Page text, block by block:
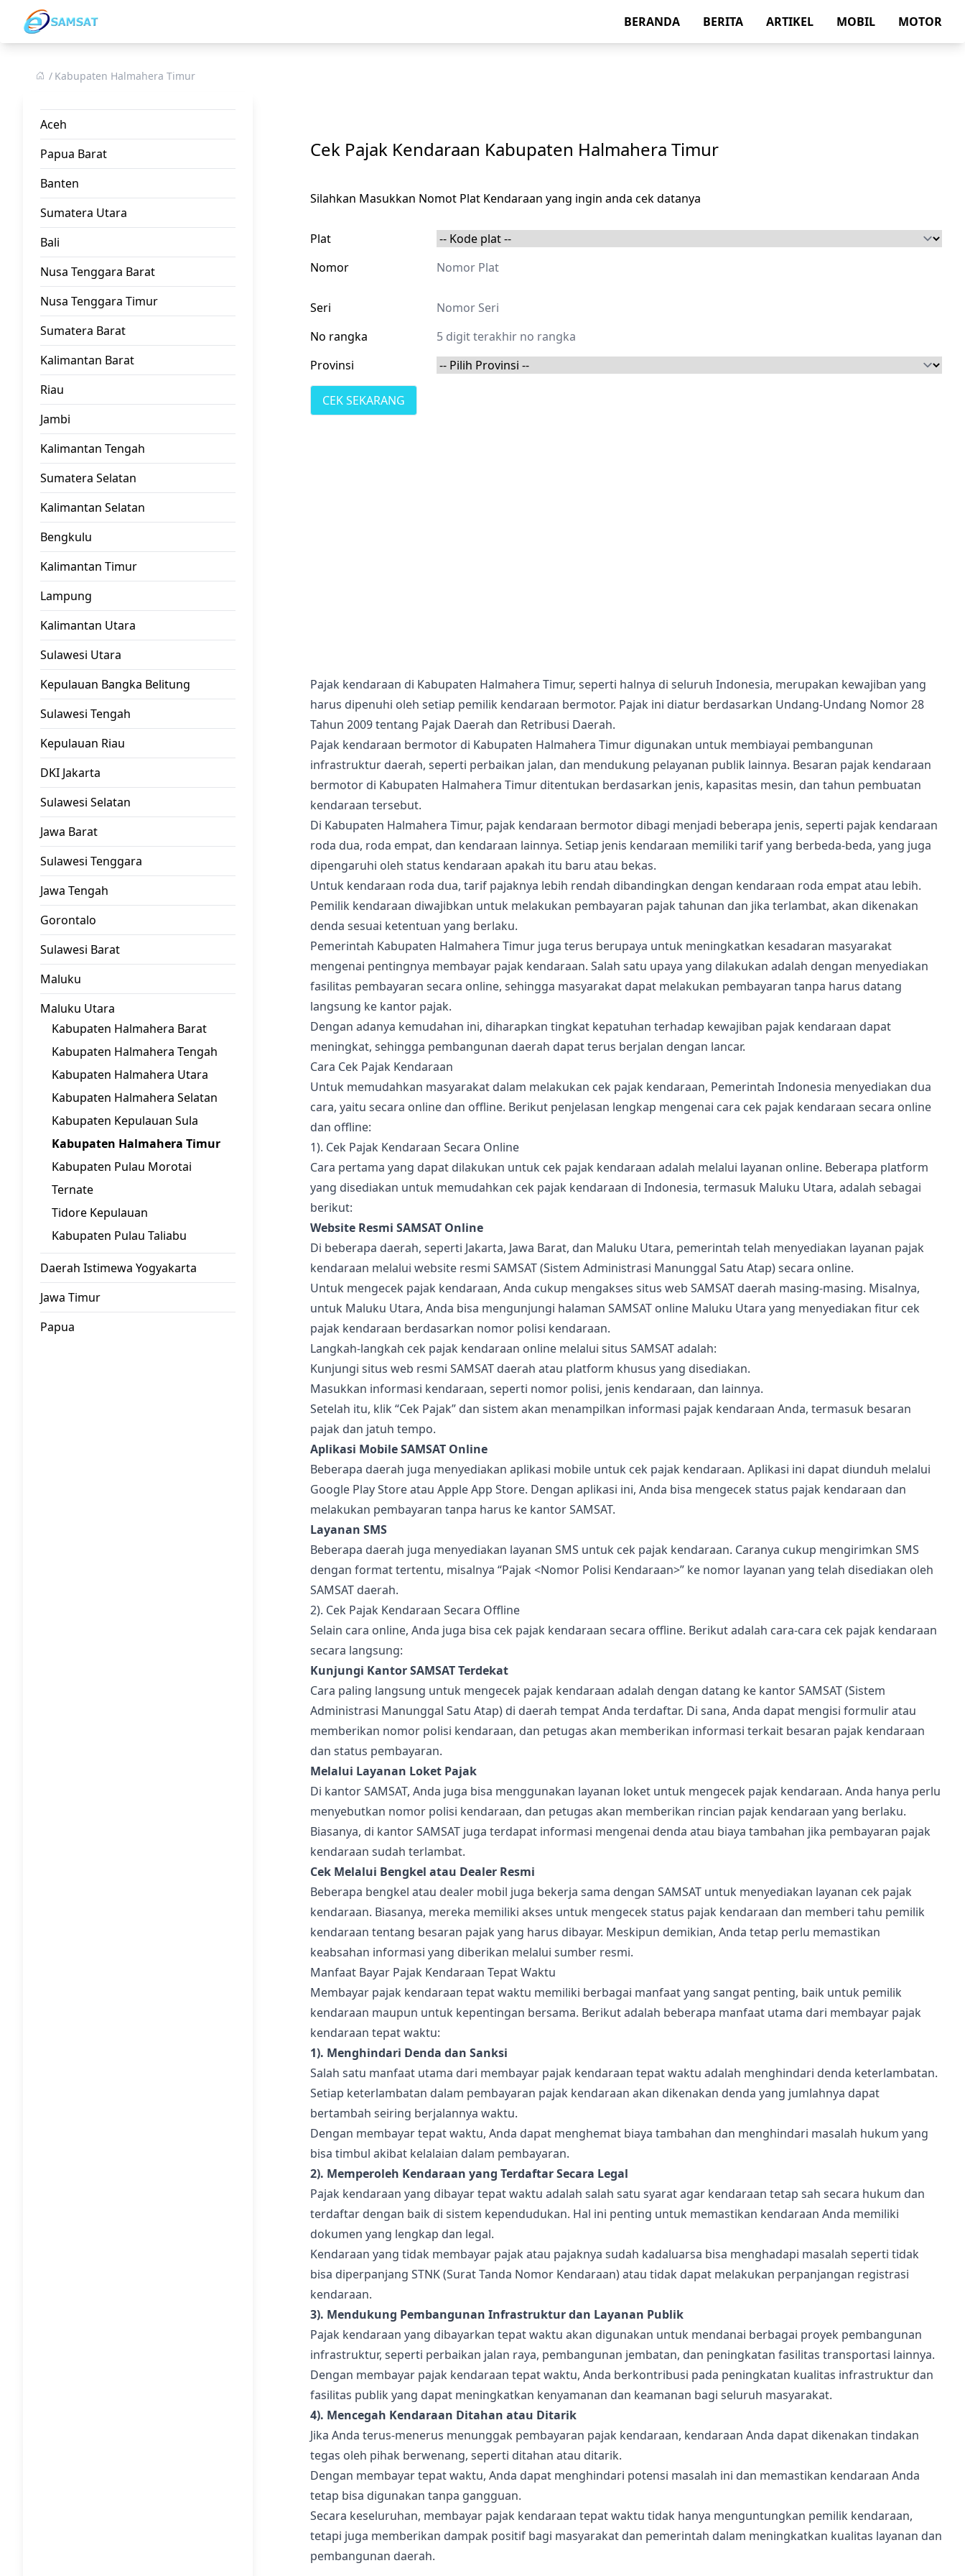
BERANDA BERITA ARTIKEL MOBIL MOTOR
Kabupaten Halmahera Timur
Cek Pajak Kendaraan Kabupaten Halmahera Timur
Silahkan Masukkan Nomot Plat Kendaraan yang ingin anda cek datanya
Plat
Nomor
Seri
No rangka
Provinsi
Pajak kendaraan di Kabupaten Halmahera Timur, seperti halnya di seluruh Indonesia, merupakan kewajiban yang
harus dipenuhi oleh setiap pemilik kendaraan bermotor. Pajak ini diatur berdasarkan Undang-Undang Nomor 28
Tahun 2009 tentang Pajak Daerah dan Retribusi Daerah.
Pajak kendaraan bermotor di Kabupaten Halmahera Timur digunakan untuk membiayai pembangunan
infrastruktur daerah, seperti perbaikan jalan, dan mendukung pelayanan publik lainnya. Besaran pajak kendaraan
bermotor di Kabupaten Halmahera Timur ditentukan berdasarkan jenis, kapasitas mesin, dan tahun pembuatan
kendaraan tersebut.
Di Kabupaten Halmahera Timur, pajak kendaraan bermotor dibagi menjadi beberapa jenis, seperti pajak kendaraan
roda dua, roda empat, dan kendaraan lainnya. Setiap jenis kendaraan memiliki tarif yang berbeda-beda, yang juga
dipengaruhi oleh status kendaraan apakah itu baru atau bekas.
Untuk kendaraan roda dua, tarif pajaknya lebih rendah dibandingkan dengan kendaraan roda empat atau lebih.
Pemilik kendaraan diwajibkan untuk melakukan pembayaran pajak tahunan dan jika terlambat, akan dikenakan
denda sesuai ketentuan yang berlaku.
Pemerintah Kabupaten Halmahera Timur juga terus berupaya untuk meningkatkan kesadaran masyarakat
mengenai pentingnya membayar pajak kendaraan. Salah satu upaya yang dilakukan adalah dengan menyediakan
fasilitas pembayaran secara online, sehingga masyarakat dapat melakukan pembayaran tanpa harus datang
langsung ke kantor pajak.
Dengan adanya kemudahan ini, diharapkan tingkat kepatuhan terhadap kewajiban pajak kendaraan dapat
meningkat, sehingga pembangunan daerah dapat terus berjalan dengan lancar.
Cara Cek Pajak Kendaraan
Untuk memudahkan masyarakat dalam melakukan cek pajak kendaraan, Pemerintah Indonesia menyediakan dua
cara, yaitu secara online dan offline. Berikut penjelasan lengkap mengenai cara cek pajak kendaraan secara online
dan offline:
1). Cek Pajak Kendaraan Secara Online
Cara pertama yang dapat dilakukan untuk cek pajak kendaraan adalah melalui layanan online. Beberapa platform
yang disediakan untuk memudahkan cek pajak kendaraan di Indonesia, termasuk Maluku Utara, adalah sebagai
berikut:
Website Resmi SAMSAT Online
Di beberapa daerah, seperti Jakarta, Jawa Barat, dan Maluku Utara, pemerintah telah menyediakan layanan pajak
kendaraan melalui website resmi SAMSAT (Sistem Administrasi Manunggal Satu Atap) secara online.
Untuk mengecek pajak kendaraan, Anda cukup mengakses situs web SAMSAT daerah masing-masing. Misalnya,
untuk Maluku Utara, Anda bisa mengunjungi halaman SAMSAT online Maluku Utara yang menyediakan fitur cek
pajak kendaraan berdasarkan nomor polisi kendaraan.
Langkah-langkah cek pajak kendaraan online melalui situs SAMSAT adalah:
Kunjungi situs web resmi SAMSAT daerah atau platform khusus yang disediakan.
Masukkan informasi kendaraan, seperti nomor polisi, jenis kendaraan, dan lainnya.
Setelah itu, klik “Cek Pajak” dan sistem akan menampilkan informasi pajak kendaraan Anda, termasuk besaran
pajak dan jatuh tempo.
Aplikasi Mobile SAMSAT Online
Beberapa daerah juga menyediakan aplikasi mobile untuk cek pajak kendaraan. Aplikasi ini dapat diunduh melalui
Google Play Store atau Apple App Store. Dengan aplikasi ini, Anda bisa mengecek status pajak kendaraan dan
melakukan pembayaran tanpa harus ke kantor SAMSAT.
Layanan SMS
Beberapa daerah juga menyediakan layanan SMS untuk cek pajak kendaraan. Caranya cukup mengirimkan SMS
dengan format tertentu, misalnya “Pajak <Nomor Polisi Kendaraan>” ke nomor layanan yang telah disediakan oleh
SAMSAT daerah.
2). Cek Pajak Kendaraan Secara Offline
Selain cara online, Anda juga bisa cek pajak kendaraan secara offline. Berikut adalah cara-cara cek pajak kendaraan
secara langsung:
Kunjungi Kantor SAMSAT Terdekat
Cara paling langsung untuk mengecek pajak kendaraan adalah dengan datang ke kantor SAMSAT (Sistem
Administrasi Manunggal Satu Atap) di daerah tempat Anda terdaftar. Di sana, Anda dapat mengisi formulir atau
memberikan nomor polisi kendaraan, dan petugas akan memberikan informasi terkait besaran pajak kendaraan
dan status pembayaran.
Melalui Layanan Loket Pajak
Di kantor SAMSAT, Anda juga bisa menggunakan layanan loket untuk mengecek pajak kendaraan. Anda hanya perlu
menyebutkan nomor polisi kendaraan, dan petugas akan memberikan rincian pajak kendaraan yang berlaku.
Biasanya, di kantor SAMSAT juga terdapat informasi mengenai denda atau biaya tambahan jika pembayaran pajak
kendaraan sudah terlambat.
Cek Melalui Bengkel atau Dealer Resmi
Beberapa bengkel atau dealer mobil juga bekerja sama dengan SAMSAT untuk menyediakan layanan cek pajak
kendaraan. Biasanya, mereka memiliki akses untuk mengecek status pajak kendaraan dan memberi tahu pemilik
kendaraan tentang besaran pajak yang harus dibayar. Meskipun demikian, Anda tetap perlu memastikan
keabsahan informasi yang diberikan melalui sumber resmi.
Manfaat Bayar Pajak Kendaraan Tepat Waktu
Membayar pajak kendaraan tepat waktu memiliki berbagai manfaat yang sangat penting, baik untuk pemilik
kendaraan maupun untuk kepentingan bersama. Berikut adalah beberapa manfaat utama dari membayar pajak
kendaraan tepat waktu:
1). Menghindari Denda dan Sanksi
Salah satu manfaat utama dari membayar pajak kendaraan tepat waktu adalah menghindari denda keterlambatan.
Setiap keterlambatan dalam pembayaran pajak kendaraan akan dikenakan denda yang jumlahnya dapat
bertambah seiring berjalannya waktu.
Dengan membayar tepat waktu, Anda dapat menghemat biaya tambahan dan menghindari masalah hukum yang
bisa timbul akibat kelalaian dalam pembayaran.
2). Memperoleh Kendaraan yang Terdaftar Secara Legal
Pajak kendaraan yang dibayar tepat waktu adalah salah satu syarat agar kendaraan tetap sah secara hukum dan
terdaftar dengan baik di sistem kependudukan. Hal ini penting untuk memastikan kendaraan Anda memiliki
dokumen yang lengkap dan legal.
Kendaraan yang tidak membayar pajak atau pajaknya sudah kadaluarsa bisa menghadapi masalah seperti tidak
bisa diperpanjang STNK (Surat Tanda Nomor Kendaraan) atau tidak dapat melakukan perpanjangan registrasi
kendaraan.
3). Mendukung Pembangunan Infrastruktur dan Layanan Publik
Pajak kendaraan yang dibayarkan tepat waktu akan digunakan untuk mendanai berbagai proyek pembangunan
infrastruktur, seperti perbaikan jalan raya, pembangunan jembatan, dan peningkatan fasilitas transportasi lainnya.
Dengan membayar pajak kendaraan tepat waktu, Anda berkontribusi pada peningkatan kualitas infrastruktur dan
fasilitas publik yang dapat meningkatkan kenyamanan dan keamanan bagi seluruh masyarakat.
4). Mencegah Kendaraan Ditahan atau Ditarik
Jika Anda terus-menerus menunggak pembayaran pajak kendaraan, kendaraan Anda dapat dikenakan tindakan
tegas oleh pihak berwenang, seperti ditahan atau ditarik.
Dengan membayar tepat waktu, Anda dapat menghindari potensi masalah ini dan memastikan kendaraan Anda
tetap bisa digunakan tanpa gangguan.
Secara keseluruhan, membayar pajak kendaraan tepat waktu tidak hanya menguntungkan pemilik kendaraan,
tetapi juga memberikan dampak positif bagi masyarakat dan pemerintah dalam meningkatkan kualitas layanan dan
pembangunan daerah.
Aceh
Papua Barat
Banten
Sumatera Utara
Bali
Nusa Tenggara Barat
Nusa Tenggara Timur
Sumatera Barat
Kalimantan Barat
Riau
Jambi
Kalimantan Tengah
Sumatera Selatan
Kalimantan Selatan
Bengkulu
Kalimantan Timur
Lampung
Kalimantan Utara
Sulawesi Utara
Kepulauan Bangka Belitung
Sulawesi Tengah
Kepulauan Riau
DKI Jakarta
Sulawesi Selatan
Jawa Barat
Sulawesi Tenggara
Jawa Tengah
Gorontalo
Sulawesi Barat
Maluku
Maluku Utara
Kabupaten Halmahera Barat
Kabupaten Halmahera Tengah
Kabupaten Halmahera Utara
Kabupaten Halmahera Selatan
Kabupaten Kepulauan Sula
Kabupaten Halmahera Timur
Kabupaten Pulau Morotai
Ternate
Tidore Kepulauan
Kabupaten Pulau Taliabu
Daerah Istimewa Yogyakarta
Jawa Timur
Papua